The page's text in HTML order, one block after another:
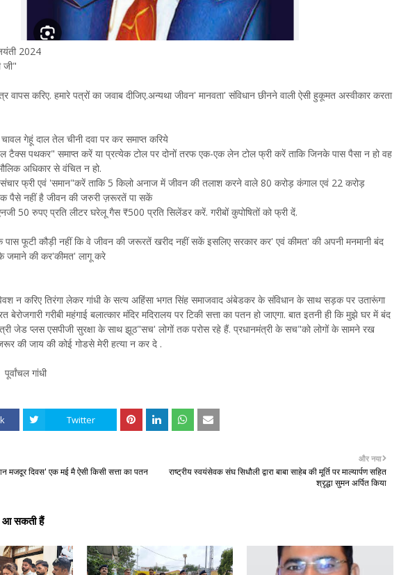
2024
जी"
वापस करिए. हमारे पत्रों का जवाब दीजिए.अन्यथा जीवन' मानवता' संविधान छीनने वाली ऐसी हुकूमत अस्वीकार करता
गेहूं दाल तेल चीनी दवा पर कर समाप्त करिये
टैक्स पथकर" समाप्त करें या प्रत्येक टोल पर दोनों तरफ एक-एक लेन टोल फ्री करें ताकि जिनके पास पैसा न हो वह
अधिकार से वंचित न हो.
संचार फ्री एवं 'समान"करें ताकि 5 किलो अनाज में जीवन की तलाश करने वाले 80 करोड़ कंगाल एवं 22 करोड़
पैसे नहीं है जीवन की जरुरी ज़रूरतें पा सकें
50 रुपए प्रति लीटर घरेलू गैस ₹500 प्रति सिलेंडर करें. गरीबों कुपोषितों को फ्री दें.
फूटी कौड़ी नहीं कि वे जीवन की जरूरतें खरीद नहीं सकें इसलिए सरकार कर' एवं कीमत' की अपनी मनमानी बंद
जमाने की कर'कीमत' लागू करे
न करिए तिरंगा लेकर गांधी के सत्य अहिंसा भगत सिंह समाजवाद अंबेडकर के संविधान के साथ सड़क पर उतारूंगा
गरीबी महंगाई बलात्कार मंदिर मदिरालय पर टिकी सत्ता का पतन हो जाएगा. बात इतनी ही कि मुझे घर में बंद
जेड प्लस एसपीजी सुरक्षा के साथ झूठ"सच' लोगों तक परोस रहे हैं. प्रधानमंत्री के सच"को लोगों के सामने रख
जरूर की जाय की कोई गोडसे मेरी हत्या न कर दे .
गांधी
Twitter
और नया
राष्ट्रीय स्वयंसेवक संघ सिधौली द्वारा बाबा साहेब की मूर्ति पर माल्यार्पण सहित
श्रृद्धा सुमन अर्पित किया
मजदूर दिवस' एक मई मै ऐसी किसी सत्ता का पतन
आ सकती हैं